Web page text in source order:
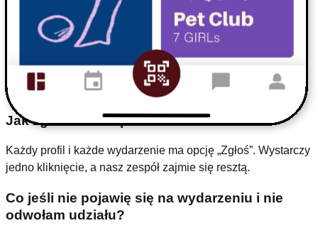
Po zdobyciu weryfikacji (po zdobyciu pozytywnej weryfikacji
przez zweryfikowaną GIRL) możesz tworzyć własne eventy
jednym kliknięciem. Formularz wydarzenia jest
skonstruowany tak, aby każdy typ wydarzenia miał wszelkie
niezbędne informacje.
Jak zgłosić nieodpowiednie zachowania?
Każdy profil i każde wydarzenie ma opcję „Zgłoś”. Wystarczy
jedno kliknięcie, a nasz zespół zajmie się resztą.
Co jeśli nie pojawię się na wydarzeniu i nie
odwołam udziału?